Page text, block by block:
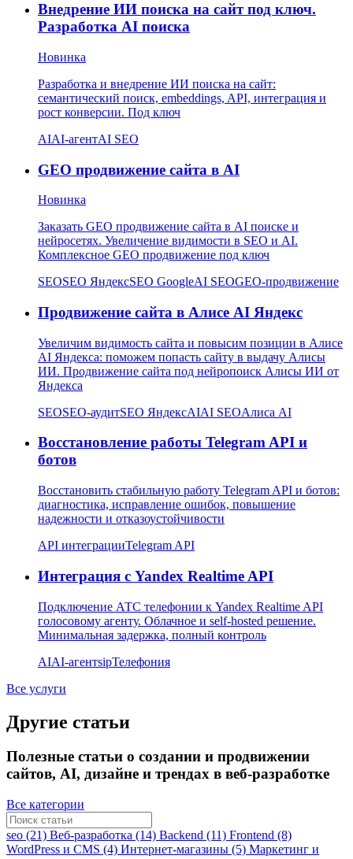
Внедрение ИИ поиска на сайт под ключ.
Разработка AI поиска
Новинка
Разработка и внедрение ИИ поиска на сайт:
семантический поиск, embeddings, API, интеграция и
рост конверсии. Под ключ
AIAI-агентAI SEO
GEO продвижение сайта в AI
Новинка
Заказать GEO продвижение сайта в AI поиске и
нейросетях. Увеличение видимости в SEO и AI.
Комплексное GEO продвижение под ключ
SEOSEO ЯндексSEO GoogleAI SEOGEO-продвижение
Продвижение сайта в Алисе AI Яндекс
Увеличим видимость сайта и повысим позиции в Алисе
AI Яндекса: поможем попасть сайту в выдачу Алисы
ИИ. Продвижение сайта под нейропоиск Алисы ИИ от
Яндекса
SEOSEO-аудитSEO ЯндексAIAI SEOАлиса AI
Восстановление работы Telegram API и
ботов
Восстановить стабильную работу Telegram API и ботов:
диагностика, исправление ошибок, повышение
надежности и отказоустойчивости
API интеграцииTelegram API
Интеграция с Yandex Realtime API
Подключение АТС телефонии к Yandex Realtime API
голосовому агенту. Облачное и self-hosted решение.
Минимальная задержка, полный контроль
AIAI-агентsipТелефония
Все услуги
Другие статьи
Полезные статьи о создании и продвижении
сайтов, AI, дизайне и трендах в веб-разработке
Все категории
seo (21) Веб-разработка (14) Backend (11) Frontend (8)
WordPress и CMS (4) Интернет-магазины (5) Маркетинг и